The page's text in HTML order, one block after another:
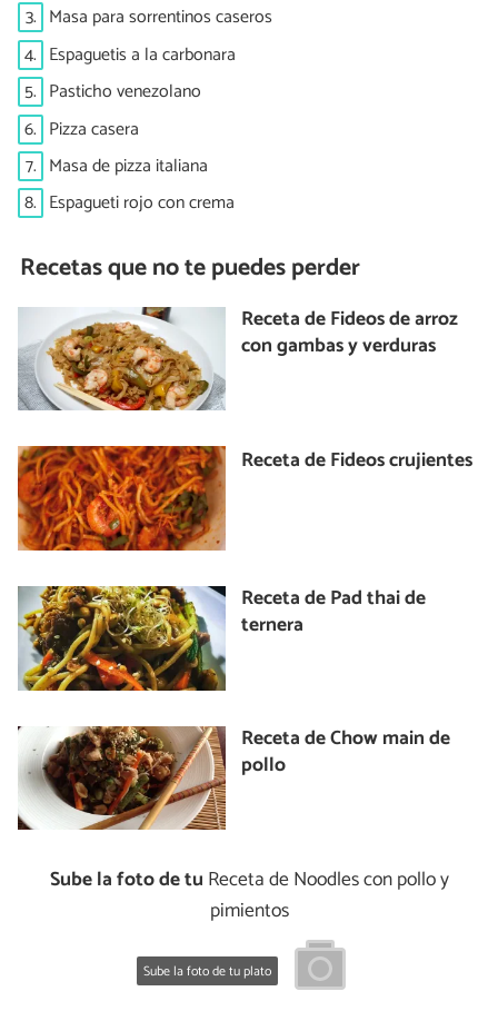
3. Masa para sorrentinos caseros
4. Espaguetis a la carbonara
5. Pasticho venezolano
6. Pizza casera
7. Masa de pizza italiana
8. Espagueti rojo con crema
Recetas que no te puedes perder
Receta de Fideos de arroz
con gambas y verduras
Receta de Fideos crujientes
Receta de Pad thai de
ternera
Receta de Chow main de
pollo
Sube la foto de tu Receta de Noodles con pollo y
pimientos
Sube la foto de tu plato